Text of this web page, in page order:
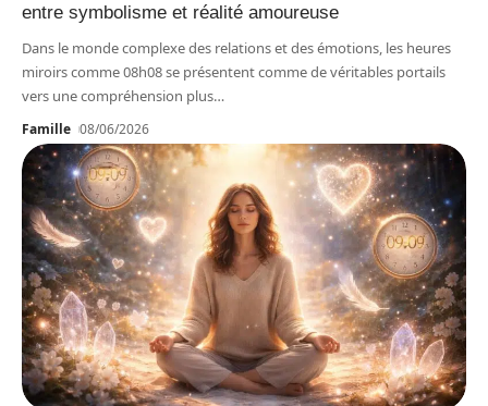
entre symbolisme et réalité amoureuse
Dans le monde complexe des relations et des émotions, les heures
miroirs comme 08h08 se présentent comme de véritables portails
vers une compréhension plus…
Famille 08/06/2026